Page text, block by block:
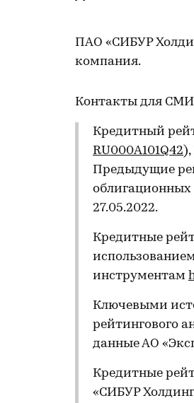
ПАО «СИБУР
компания.
Контакты для
Кредитный
RU000A101Q42
Предыдущие
27.05.2022.
Кредитные
инструментам
Ключевыми
рейтингового
данные АО
Кредитные
«СИБУР